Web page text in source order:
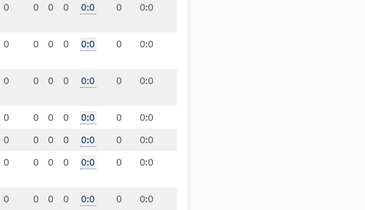
0 0 0 0 0:0 0 0:0
0 0 0 0 0:0 0 0:0
0 0 0 0 0:0 0 0:0
0 0 0 0 0:0 0 0:0
0 0 0 0 0:0 0 0:0
0 0 0 0 0:0 0 0:0
0 0 0 0 0:0 0 0:0